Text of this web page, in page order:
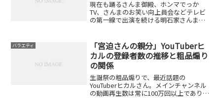
現在も踊るさんま御殿、ホンマでっか
TV、さんまのお笑い向上員会などテレビ
の第一線で出演を続ける明石家さんまさ
言われるのかまとめてみました。飽きた
と言われる理由4つすべての...
バラエティ
「宮迫さんの親分」YouTuberヒ
カルの登録者数の推移と粗品煽り
の関係
生誕祭の粗品煽りで、最近話題の
YouTuberヒカルさん。メインチャンネル
の動画再生数は常に100万回以上であり、